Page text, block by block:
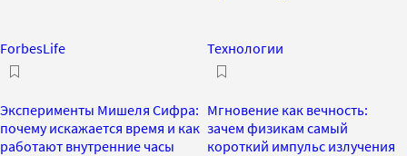
ForbesLife
Эксперименты Мишеля Сифра:
почему искажается время и как
работают внутренние часы
Технологии
Мгновение как вечность:
зачем физикам самый
короткий импульс излучения